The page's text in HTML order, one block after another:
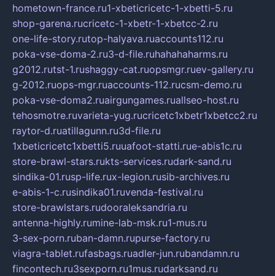
hometown-france.ru1-xbeticricetc-1-xbetti-5.ru
shop-garena.rucricetc-1-xbetr-1-xbetcc-2.ru
one-life-story.rutop-halyava.ruaccounts112.ru
poka-vse-doma-2.ru3-d-file.ruhahahaharms.ru
g2012.rutst-1.rushaggy-cat.ruopsmgr.ruev-gallery.ru
g-2012.ruops-mgr.ruaccounts-112.rucsm-demo.ru
poka-vse-doma2.ruairgungames.ruallseo-host.ru
tehosmotre.ruvarieta-yug.rucricetc1xbetr1xbetcc2.ru
raytor-d.ruatillagunn.ru3d-file.ru
1xbeticricetc1xbetti5.ruuafoot-statti.rue-abis1c.ru
store-brawl-stars.rukts-services.rudark-sand.ru
sindika-01.rusp-life.rux-legion.rusib-archives.ru
e-abis-1-c.rusindika01.ruvenda-festival.ru
store-brawlstars.rudooraleksandria.ru
antenna-highly.rumine-lab-msk.ru1-mus.ru
3-sex-porn.ruban-damn.rupurse-factory.ru
viagra-tablet.rufasbags.ruadler-jun.rubandamn.ru
fincontech.ru3sexporn.ru1mus.rudarksand.ru